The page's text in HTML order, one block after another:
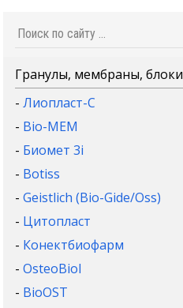
Гранулы, мембраны, блоки
-Лиопласт-С
- Bio-MEM
- Биомет 3i
- Botiss
-Geistlich (Bio-Gide/Oss)
- Цитопласт
- Конектбиофарм
-OsteoBiol
- BioOST